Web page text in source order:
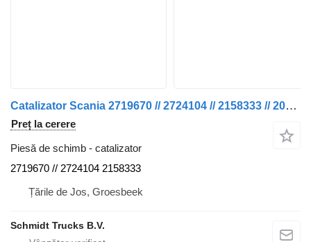
Catalizator Scania 2719670 // 2724104 // 2158333 // 20280018 P 320 EURO 6 NGS pentru camion
Preț la cerere
Piesă de schimb - catalizator
2719670 // 2724104 2158333
Țările de Jos, Groesbeek
Schmidt Trucks B.V.